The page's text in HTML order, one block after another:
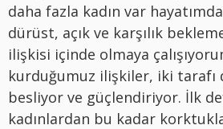
daha fazla kadın var
dürüst, açık ve karşılık
ilişkisi içinde olmaya
kurduğumuz ilişkiler, iki tarafı
besliyor ve güçlendiriyor. İlk
kadınlardan bu kadar